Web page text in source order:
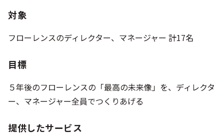
対象
フローレンスのディレクター、マネージャー 計17名
目標
５年後のフローレンスの「最高の未来像」を、ディレクタ
ー、マネージャー全員でつくりあげる
提供したサービス